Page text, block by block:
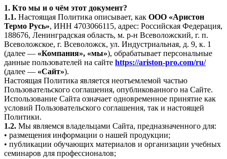
1. Кто мы и о чём этот документ?
1.1. Настоящая Политика описывает, как ООО «Аристон
Термо Русь», ИНН 4703066115, адрес: Российская Федерация,
188676, Ленинградская область, м. р-н Всеволожский, г. п.
Всеволожское, г. Всеволожск, ул. Индустриальная, д. 9, к. 1
(далее — «Компания», «мы»), обрабатывает персональные
данные пользователей на сайте https://ariston-pro.com/ru/
(далее — «Сайт»).
Настоящая Политика является неотъемлемой частью
Пользовательского соглашения, опубликованного на Сайте.
Использование Сайта означает одновременное принятие как
условий Пользовательского соглашения, так и настоящей
Политики.
1.2. Мы являемся владельцами Сайта, предназначенного для:
• размещения информации о нашей продукции;
• публикации обучающих материалов и организации учебных
семинаров для профессионалов;